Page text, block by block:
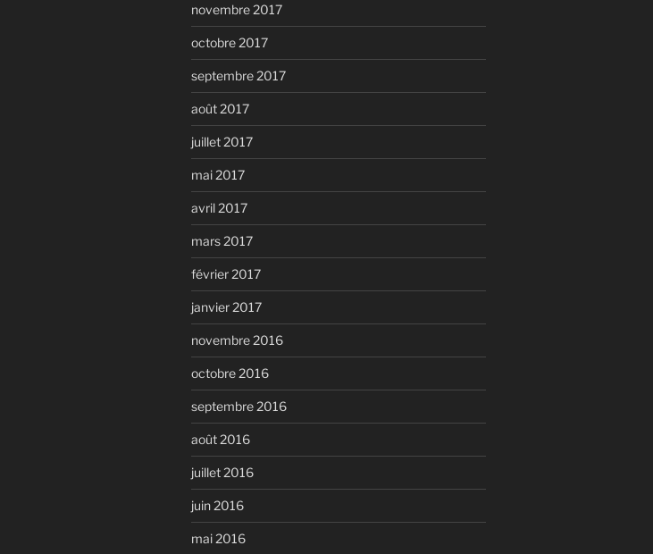
novembre 2017
octobre 2017
septembre 2017
août 2017
juillet 2017
mai 2017
avril 2017
mars 2017
février 2017
janvier 2017
novembre 2016
octobre 2016
septembre 2016
août 2016
juillet 2016
juin 2016
mai 2016